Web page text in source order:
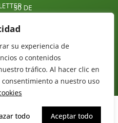
su experiencia de
o contenidos
tráfico. Al hacer clic en
consentimiento a nuestro uso
todo Aceptar todo
A
30 DE
30
DIRECTORIO